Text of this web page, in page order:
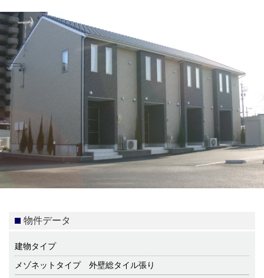
物件データ
建物タイプ
メゾネットタイプ 外壁総タイル張り